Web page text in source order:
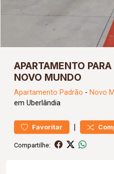
APARTAMENTO
NOVO MUNDO
Apartamento Padrão - Novo
em Uberlândia
Favoritar |
Compartilhe: